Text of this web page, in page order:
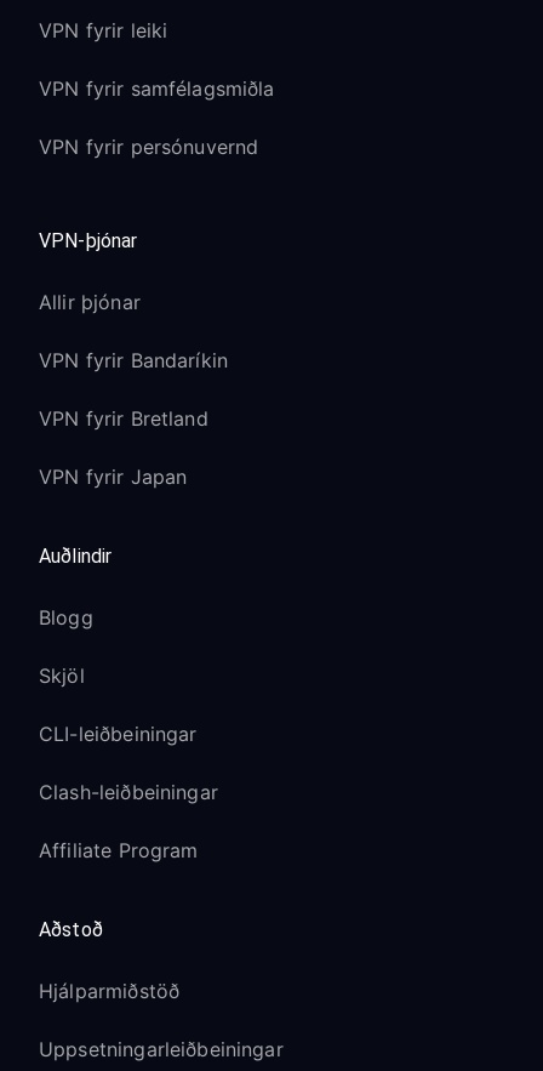
VPN fyrir leiki
VPN fyrir samfélagsmiðla
VPN fyrir persónuvernd
VPN-þjónar
Allir þjónar
VPN fyrir Bandaríkin
VPN fyrir Bretland
VPN fyrir Japan
Auðlindir
Blogg
Skjöl
CLI-leiðbeiningar
Clash-leiðbeiningar
Affiliate Program
Aðstoð
Hjálparmiðstöð
Uppsetningarleiðbeiningar